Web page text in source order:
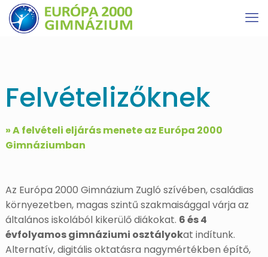
Felvételizőknek
» A felvételi eljárás menete az Európa 2000
Gimnáziumban
Az Európa 2000 Gimnázium Zugló szívében, családias
környezetben, magas szintű szakmaisággal várja az
általános iskolából kikerülő diákokat. 6 és 4
évfolyamos gimnáziumi osztályokat indítunk.
Alternatív, digitális oktatásra nagymértékben építő,